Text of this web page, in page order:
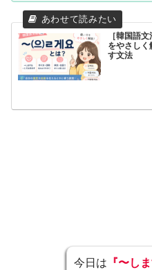
［韓国語
をやさしく
す文法
今日は 『〜しま